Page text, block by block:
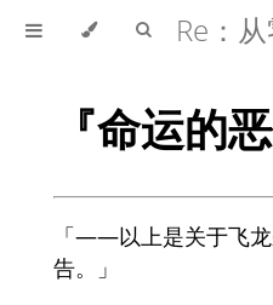
『命运的
「——以上是关于飞
告。」